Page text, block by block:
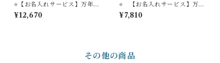
⭐️【お名入れサービス】万年筆
ビュッフェ'Pick Who?'コレ
クション「ゴールドトリム・
ナル万年筆インク '＃24' ＋
¥12,670
⭐️ 【お名入れサービス】万年
筆ビュッフェ ’Pick Who？’
コレクション 店主−01 ＋ S
¥7,810
その他の商品